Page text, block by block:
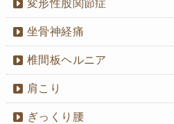
変形性股関節症
坐骨神経痛
椎間板ヘルニア
肩こり
ぎっくり腰